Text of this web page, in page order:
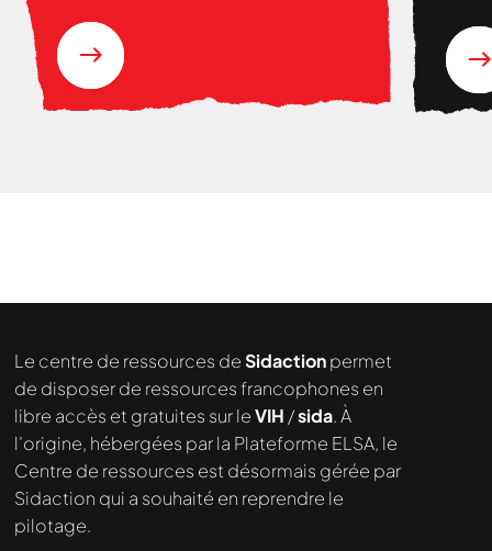
Le centre de ressources deSidactionpermet
de disposer de ressources francophones en
libre accès et gratuites sur leVIH /sida. À
l’origine, hébergées par la Plateforme ELSA, le
Centre de ressources est désormais gérée par
Sidaction qui a souhaité en reprendre le
pilotage.